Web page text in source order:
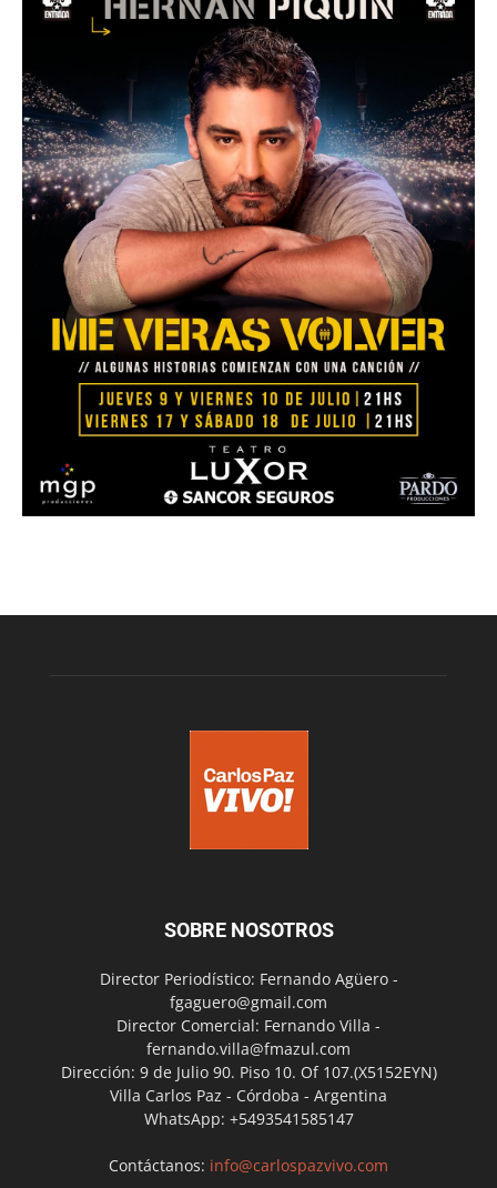
SOBRE NOSOTROS
Director Periodístico: Fernando Agüero -
fgaguero@gmail.com
Director Comercial: Fernando Villa -
fernando.villa@fmazul.com
Dirección: 9 de Julio 90. Piso 10. Of 107.(X5152EYN)
Villa Carlos Paz - Córdoba - Argentina
WhatsApp: +5493541585147
Contáctanos: info@carlospazvivo.com